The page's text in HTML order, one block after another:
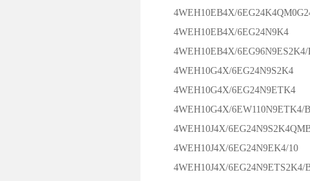
4WEH10EB4X/
4WEH10EB4X/6EG24N9K4
4WEH10EB4X/6EG96N9ES2K4/
4WEH10G4X/6EG24N9S2K4
4WEH10G4X/6EG24N9ETK4
4WEH10G4X/6EW110N9ETK4/
4WEH10J4X/
4WEH10J4X/6EG24N9EK4/10
4WEH10J4X/6EG24N9ETS2K4/